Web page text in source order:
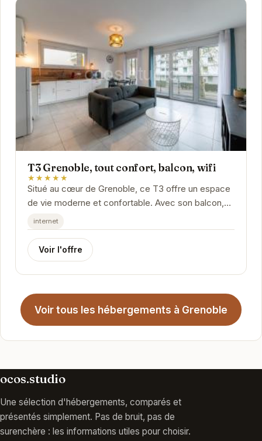
T3 Grenoble, tout confort, balcon, wifi
★★★★★
Situé au cœur de Grenoble, ce T3 offre un espace
de vie moderne et confortable. Avec son balcon,
profitez d'une vue agréable et détendez-vous...
internet
Voir l'offre
Voir tous les hébergements à Grenoble
ocos.studio
Une sélection d'hébergements, comparés et
présentés simplement. Pas de bruit, pas de
surenchère : les informations utiles pour choisir.